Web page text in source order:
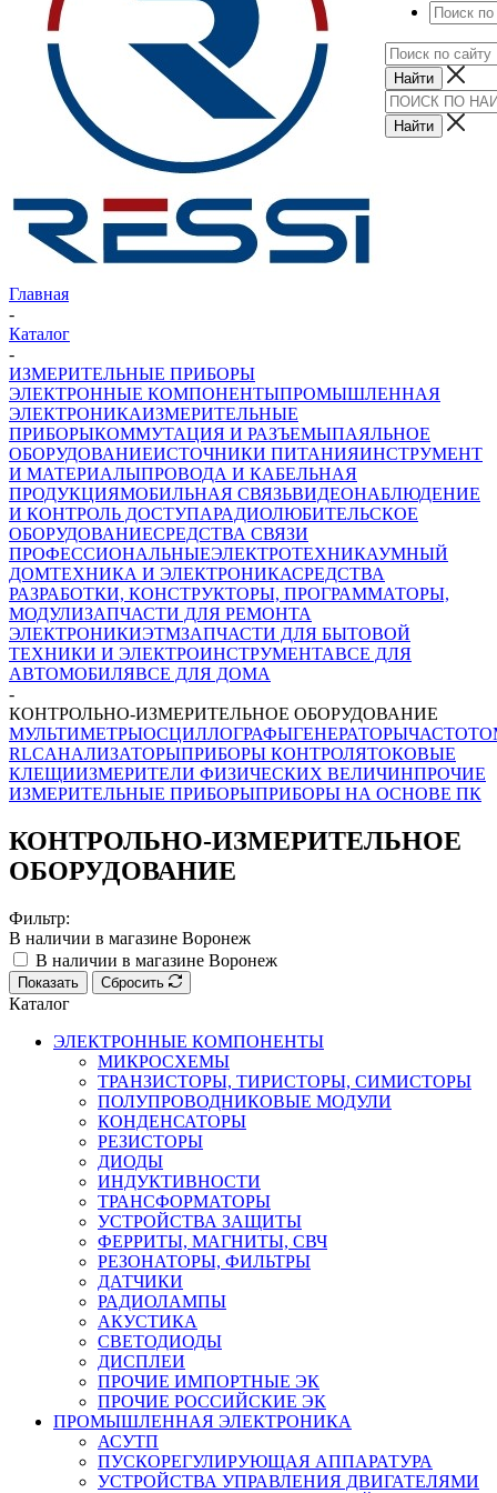
Главная
-
Каталог
-
ИЗМЕРИТЕЛЬНЫЕ ПРИБОРЫ
ЭЛЕКТРОННЫЕ КОМПОНЕНТЫПРОМЫШЛЕННАЯ
ЭЛЕКТРОНИКАИЗМЕРИТЕЛЬНЫЕ
ПРИБОРЫКОММУТАЦИЯ И РАЗЪЕМЫПАЯЛЬНОЕ
ОБОРУДОВАНИЕИСТОЧНИКИ ПИТАНИЯИНСТРУМЕНТ
И МАТЕРИАЛЫПРОВОДА И КАБЕЛЬНАЯ
ПРОДУКЦИЯМОБИЛЬНАЯ СВЯЗЬВИДЕОНАБЛЮДЕНИЕ
И КОНТРОЛЬ ДОСТУПАРАДИОЛЮБИТЕЛЬСКОЕ
ОБОРУДОВАНИЕСРЕДСТВА СВЯЗИ
ПРОФЕССИОНАЛЬНЫЕЭЛЕКТРОТЕХНИКАУМНЫЙ
ДОМТЕХНИКА И ЭЛЕКТРОНИКАСРЕДСТВА
РАЗРАБОТКИ, КОНСТРУКТОРЫ, ПРОГРАММАТОРЫ,
МОДУЛИЗАПЧАСТИ ДЛЯ РЕМОНТА
ЭЛЕКТРОНИКИЭТМЗАПЧАСТИ ДЛЯ БЫТОВОЙ
ТЕХНИКИ И ЭЛЕКТРОИНСТРУМЕНТАВСЕ ДЛЯ
АВТОМОБИЛЯВСЕ ДЛЯ ДОМА
-
КОНТРОЛЬНО-ИЗМЕРИТЕЛЬНОЕ ОБОРУДОВАНИЕ
МУЛЬТИМЕТРЫОСЦИЛЛОГРАФЫГЕНЕРАТОРЫ
RLCАНАЛИЗАТОРЫПРИБОРЫ КОНТРОЛЯТОКОВЫЕ
КЛЕЩИИЗМЕРИТЕЛИ ФИЗИЧЕСКИХ ВЕЛИЧИНПРОЧИЕ
ИЗМЕРИТЕЛЬНЫЕ ПРИБОРЫПРИБОРЫ НА ОСНОВЕ ПК
КОНТРОЛЬНО-ИЗМЕРИТЕЛЬНОЕ
ОБОРУДОВАНИЕ
Фильтр:
В наличии в магазине Воронеж
В наличии в магазине Воронеж
Показать Сбросить
Каталог
ЭЛЕКТРОННЫЕ КОМПОНЕНТЫ
МИКРОСХЕМЫ
ТРАНЗИСТОРЫ, ТИРИСТОРЫ, СИМИСТОРЫ
ПОЛУПРОВОДНИКОВЫЕ МОДУЛИ
КОНДЕНСАТОРЫ
РЕЗИСТОРЫ
ДИОДЫ
ИНДУКТИВНОСТИ
ТРАНСФОРМАТОРЫ
УСТРОЙСТВА ЗАЩИТЫ
ФЕРРИТЫ, МАГНИТЫ, СВЧ
РЕЗОНАТОРЫ, ФИЛЬТРЫ
ДАТЧИКИ
РАДИОЛАМПЫ
АКУСТИКА
СВЕТОДИОДЫ
ДИСПЛЕИ
ПРОЧИЕ ИМПОРТНЫЕ ЭК
ПРОЧИЕ РОССИЙСКИЕ ЭК
ПРОМЫШЛЕННАЯ ЭЛЕКТРОНИКА
АСУТП
ПУСКОРЕГУЛИРУЮЩАЯ АППАРАТУРА
УСТРОЙСТВА УПРАВЛЕНИЯ ДВИГАТЕЛЯМИ